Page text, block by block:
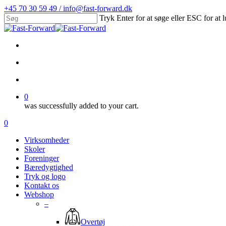
Skip
to
main
+45 70 30 59 49 / info@fast-forward.dk
Tryk Enter for at søge eller ESC for at
Close
0
was successfully added to your cart.
Menu
search
account
0
Virksomheder
Skoler
Foreninger
Bæredygtighed
Tryk og logo
Kontakt os
Webshop
–
Overtøj